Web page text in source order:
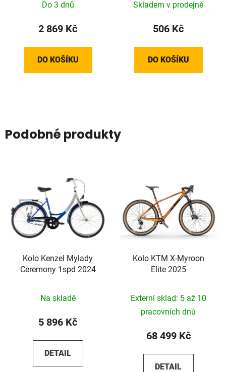
Do 3 dnů
2 869 Kč
DO KOŠÍKU
Skladem v prodejně
506 Kč
DO KOŠÍKU
Podobné produkty
Kolo Kenzel Mylady
Ceremony 1spd 2024
Na skladě
5 896 Kč
DETAIL
Kolo KTM X-Myroon
Elite 2025
Externí sklad: 5 až 10
pracovních dnů
68 499 Kč
DETAIL